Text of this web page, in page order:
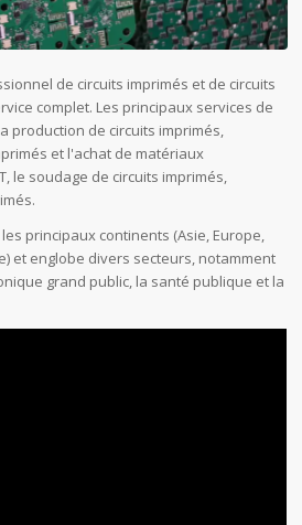
de circuits imprimés et de circuits
complet. Les principaux services de
production de circuits imprimés,
et l'achat de matériaux
le soudage de circuits imprimés,
principaux continents (Asie, Europe,
et englobe divers secteurs, notamment
grand public, la santé publique et la